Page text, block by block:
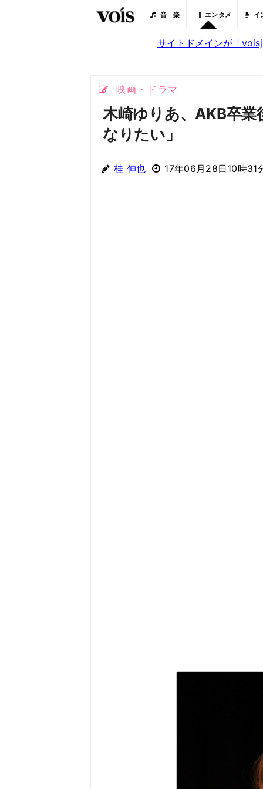
音 楽 エンタメ イ
サイトドメインが「
映画・ドラマ
木崎ゆりあ、AKB卒
なりたい」
桂 伸也 17年06月28日10時31